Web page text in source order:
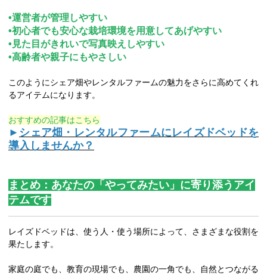
•運営者が管理しやすい
•初心者でも安心な栽培環境を用意してあげやすい
•見た目がきれいで写真映えしやすい
•高齢者や親子にもやさしい
このようにシェア畑やレンタルファームの魅力をさらに高めてくれ
るアイテムになります。
おすすめの記事はこちら
► シェア畑・レンタルファームにレイズドベッドを
導入しませんか？
まとめ：あなたの「やってみたい」に寄り添うアイ
テムです
レイズドベッドは、使う人・使う場所によって、さまざまな役割を
果たします。
家庭の庭でも、教育の現場でも、農園の一角でも、自然とつながる